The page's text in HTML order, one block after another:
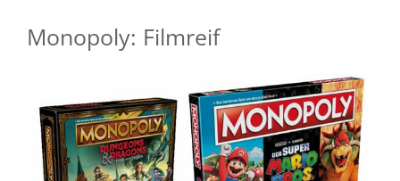
Monopoly: Filmreif